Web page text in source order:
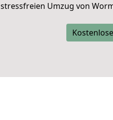
stressfreien Umzug von